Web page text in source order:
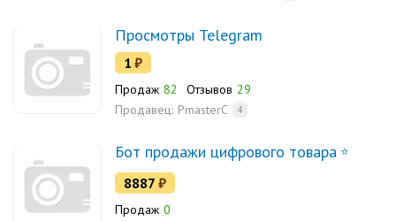
Просмотры Telegram
1 ₽
Продаж 82 Отзывов 29
Продавец: PmasterC 4
Бот продажи цифрового товара
8887 ₽
Продаж 0